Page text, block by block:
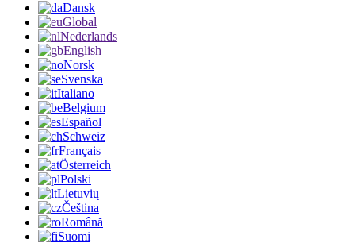
Dansk
Global
Nederlands
English
Norsk
Svenska
Italiano
Belgium
Español
Schweiz
Français
Österreich
Polski
Lietuvių
Čeština
Română
Suomi